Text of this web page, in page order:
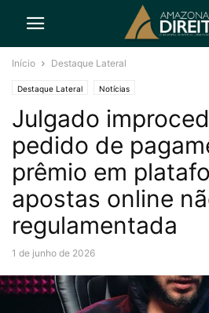
Início Destaque Lateral
Destaque Lateral Notícias
Julgado
pedido de
prêmio em
apostas online
regulamentada
1 de junho de 2026